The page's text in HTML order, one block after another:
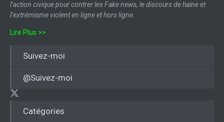
Catégories
l’action civique pour contrer les Fake news, le discours de haine et
l’extrémisme violent en ligne et hors ligne.
Lire Plus >>
Suivez-moi
@Suivez-moi